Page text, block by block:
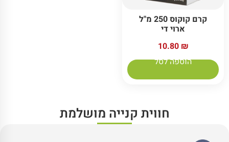
קרם קוקוס 250 מ"ל
ארוי די
10.80 ₪
הוספה לסל
חווית קנייה מושלמת